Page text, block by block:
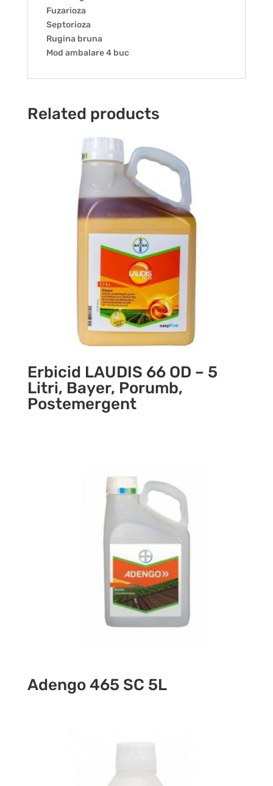
Fuzarioza
Septorioza
Rugina bruna
Mod ambalare 4 buc
Related products
Erbicid LAUDIS 66 OD – 5
Litri, Bayer, Porumb,
Postemergent
Adengo 465 SC 5L